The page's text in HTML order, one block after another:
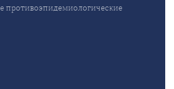
противоэпидемиологические